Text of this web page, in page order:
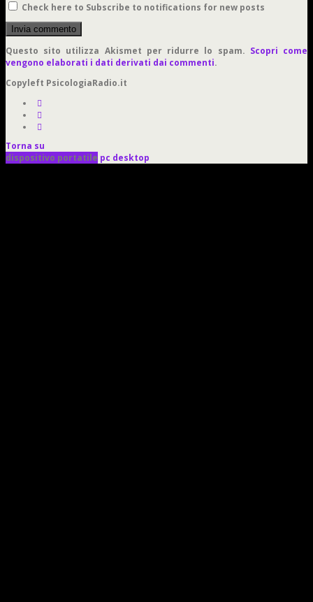
Check here to Subscribe to notifications for new posts
Questo sito utilizza Akismet per ridurre lo spam. Scopri come
vengono elaborati i dati derivati dai commenti.
Copyleft PsicologiaRadio.it
Torna su
dispositivo portatile pc desktop